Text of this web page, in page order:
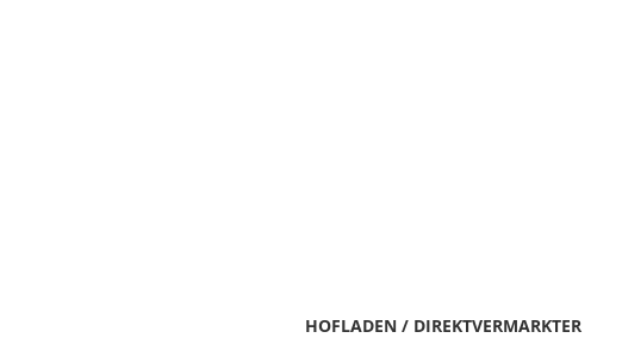
HOFLADEN / DIREKTVERMARKTER